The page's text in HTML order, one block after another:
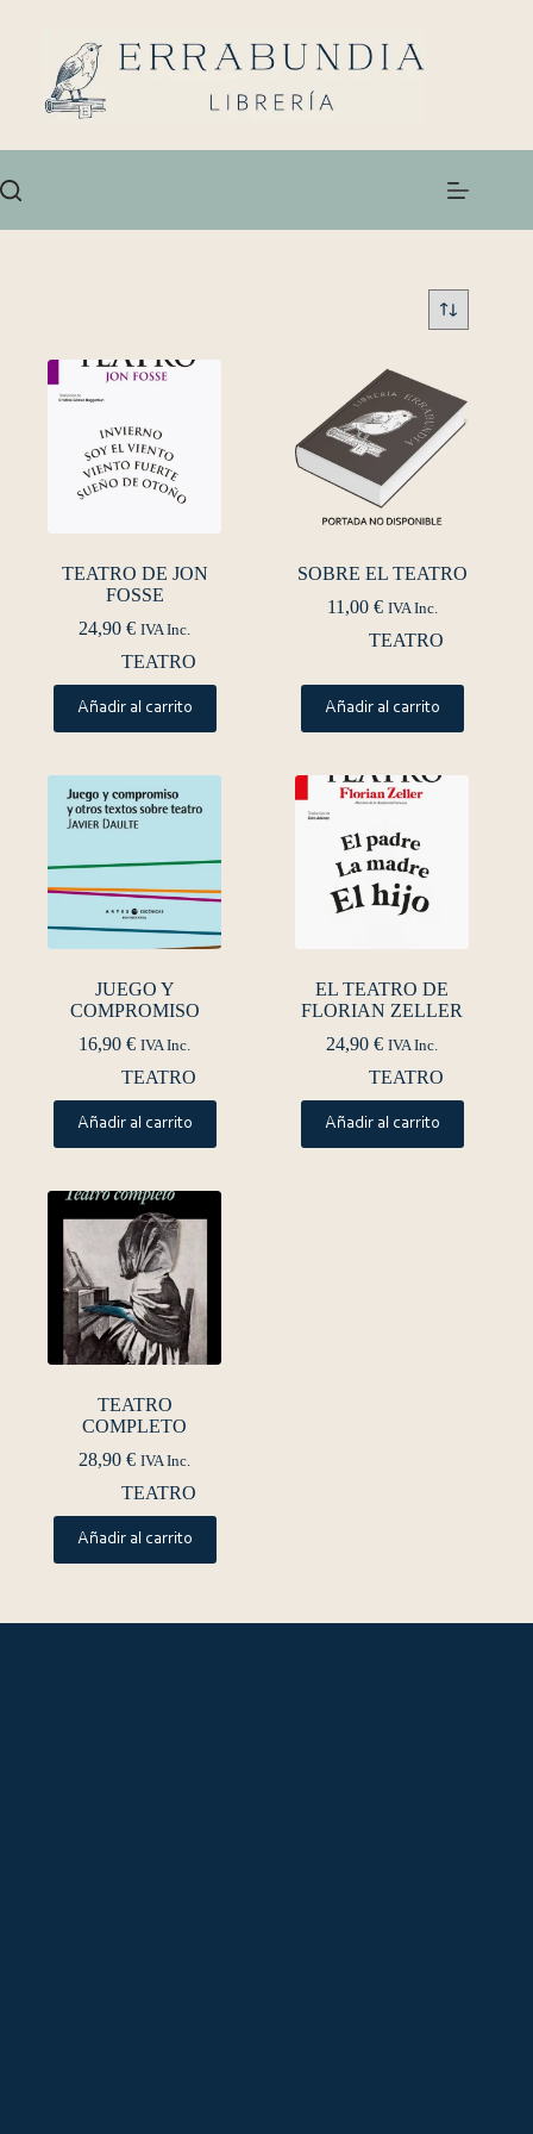
TEATRO DE JON
FOSSE
24,90€ IVA Inc.
TEATRO
Añadir al carrito
SOBRE EL TEATRO
11,00 € IVA Inc.
TEATRO
Añadir al carrito
JUEGO Y
COMPROMISO
16,90€ IVA Inc.
TEATRO
Añadir al carrito
EL TEATRO DE
FLORIAN ZELLER
24,90€ IVA Inc.
TEATRO
Añadir al carrito
TEATRO
COMPLETO
28,90€ IVA Inc.
TEATRO
Añadir al carrito